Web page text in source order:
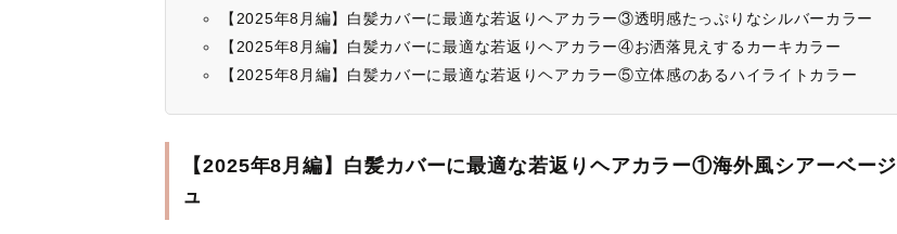
【2025年8月編】白髪カバーに最適な若返りヘアカラー③透明感たっぷりなシルバーカラー
【2025年8月編】白髪カバーに最適な若返りヘアカラー④お洒落見えするカーキカラー
【2025年8月編】白髪カバーに最適な若返りヘアカラー⑤立体感のあるハイライトカラー
【2025年8月編】白髪カバーに最適な若返りヘアカラー①海外風シアーベージ
ュ